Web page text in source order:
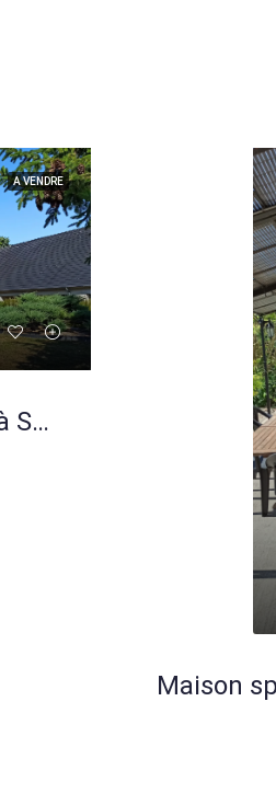
A VENDRE
Maison individuelle de 135m² à Saint-Doulchard avec jardin et terrasse